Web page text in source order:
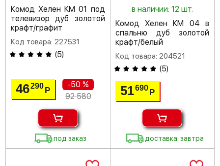
Комод Хелен КМ 01 под
телевизор дуб золотой
крафт/графит
Код товара: 227531
(5)
46290Р
-50 %
92 580
под заказ
в наличии: 12 шт.
Комод Хелен КМ 04 в
спальню дуб золотой
крафт/белый
Код товара: 204521
(5)
51690 Р
доставка: завтра